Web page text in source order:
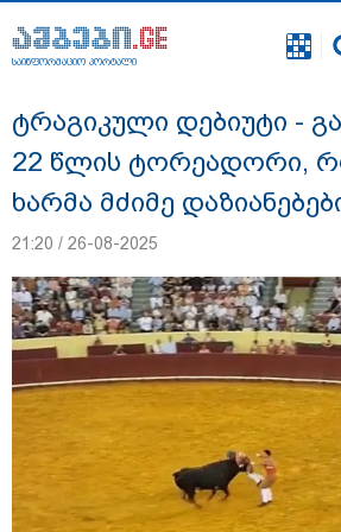
საინფორმაციო პორტალი
"ეს გაფრთხილება უნდა
ყველასთვის" -
ე.წ. საგარეო უწყება
განცხადებასთან
საინფორმაციო პორტალი
ტრაგიკული დებიუტი -
22 წლის ტორეადორი,
ხარმა მძიმე
21:20 / 26-08-2025